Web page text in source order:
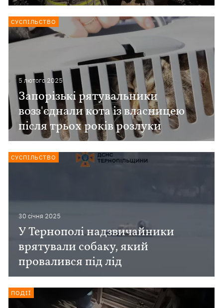
5 лютого 2025
Запорізькі рятувальники
возз'єднали кота із власницею
після трьох років розлуки
СУСПІЛЬСТВО
30 сiчня 2025
У Тернополі надзвичайники
врятували собаку, який
провалився під лід
СУСПІЛЬСТВО
ПОДІЇ